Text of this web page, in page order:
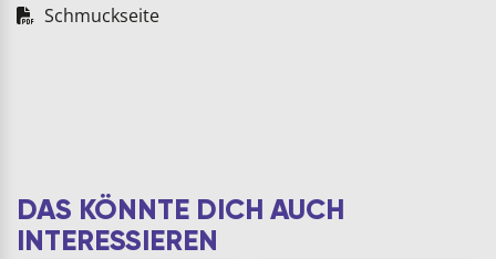
Schmuckseite
DAS KÖNNTE DICH AUCH
INTERESSIEREN